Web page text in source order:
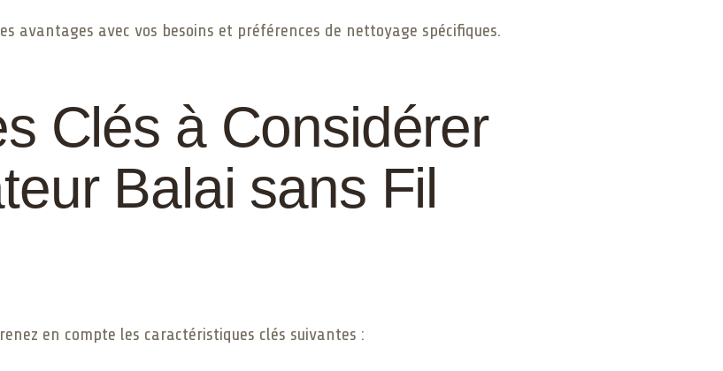
avantages avec vos besoins et préférences de nettoyage spécifiques.
Clés à Considérer
Balai sans Fil
en compte les caractéristiques clés suivantes :